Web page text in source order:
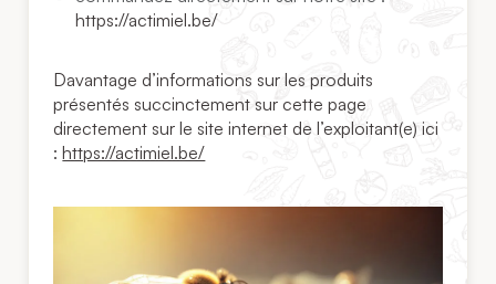
https://actimiel.be/
Davantage d’informations sur les produits
présentés succinctement sur cette page
directement sur le site internet de l’exploitant(e) ici
:https://actimiel.be/